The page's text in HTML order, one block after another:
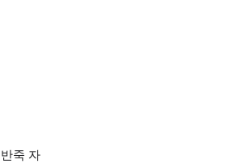
죽 자